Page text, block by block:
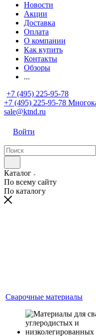
Новости
Акции
Доставка
Оплата
О компании
Как купить
Контакты
Обзоры
...
+7 (495) 225-95-78
+7 (495) 225-95-78
sale@ktnd.ru
Войти
Каталог
По всему сайту
По каталогу
Сварочные материалы